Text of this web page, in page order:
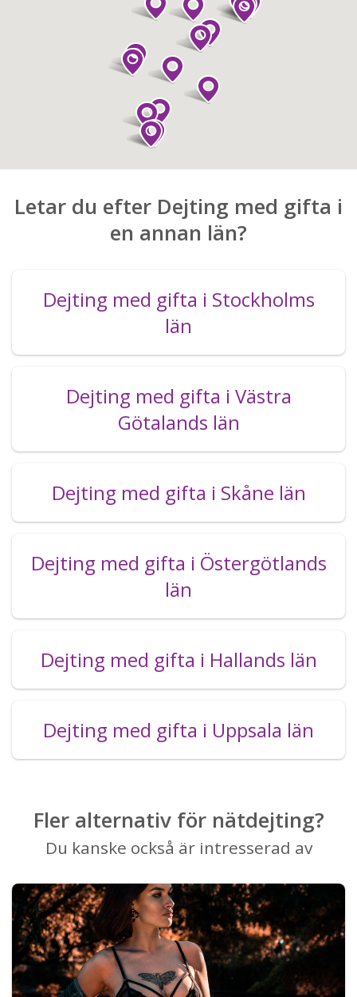
Letar du efter Dejting med gifta i
en annan län?
Dejting med gifta i Stockholms
län
Dejting med gifta i Västra
Götalands län
Dejting med gifta i Skåne län
Dejting med gifta i Östergötlands
län
Dejting med gifta i Hallands län
Dejting med gifta i Uppsala län
Fler alternativ för nätdejting?
Du kanske också är intresserad av